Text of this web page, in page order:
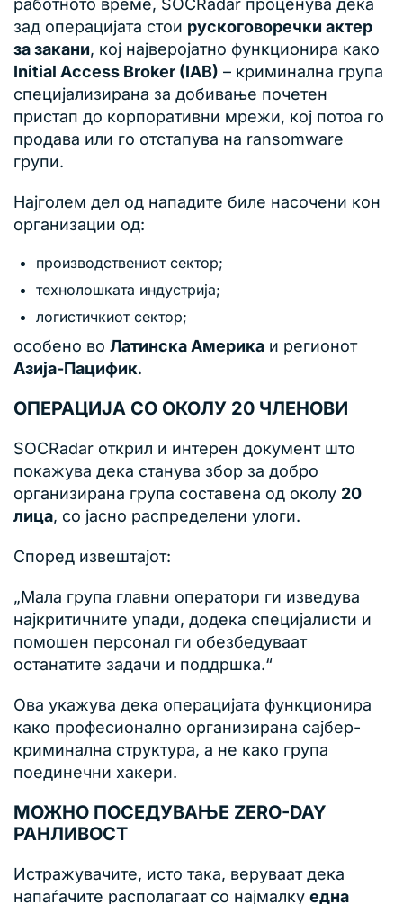
работното време, SOCRadar проценува дека
зад операцијата стои рускоговоречки актер
за закани, кој најверојатно функционира како
Initial Access Broker (IAB) – криминална група
специјализирана за добивање почетен
пристап до корпоративни мрежи, кој потоа го
продава или го отстапува на ransomware
групи.
Најголем дел од нападите биле насочени кон
организации од:
производствениот сектор;
технолошката индустрија;
логистичкиот сектор;
особено во Латинска Америка и регионот
Азија-Пацифик.
ОПЕРАЦИЈА СО ОКОЛУ 20 ЧЛЕНОВИ
SOCRadar открил и интерен документ што
покажува дека станува збор за добро
организирана група составена од околу 20
лица, со јасно распределени улоги.
Според извештајот:
„Мала група главни оператори ги изведува
најкритичните упади, додека специјалисти и
помошен персонал ги обезбедуваат
останатите задачи и поддршка.“
Ова укажува дека операцијата функционира
како професионално организирана сајбер-
криминална структура, а не како група
поединечни хакери.
МОЖНО ПОСЕДУВАЊЕ ZERO-DAY
РАНЛИВОСТ
Истражувачите, исто така, веруваат дека
напаѓачите располагаат со најмалку една